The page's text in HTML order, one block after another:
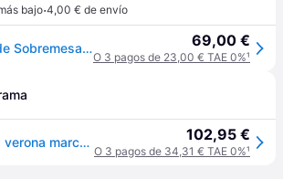
bajo·4,00 € de envío
Verona Lámpara de Sobremesa Opal - Nordlux - Sala de estar / salón - Moderno - Metal - Con pantalla 69,00 €
O 3 pagos de 23,00 € TAE 0%¹
Lámpara de mesa verona marca nordlux - Negro - 40 cm 102,95 €
O 3 pagos de 34,31 € TAE 0%¹